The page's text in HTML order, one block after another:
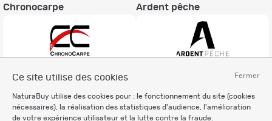
Fermer
Ce site utilise des cookies
NaturaBuy utilise des cookies pour : le fonctionnement du site (cookies
nécessaires), la réalisation des statistiques d'audience, l'amélioration
de votre expérience utilisateur et la lutte contre la fraude.
Chronocarpe Ardent pêche
Charte éthique
Mentions légales